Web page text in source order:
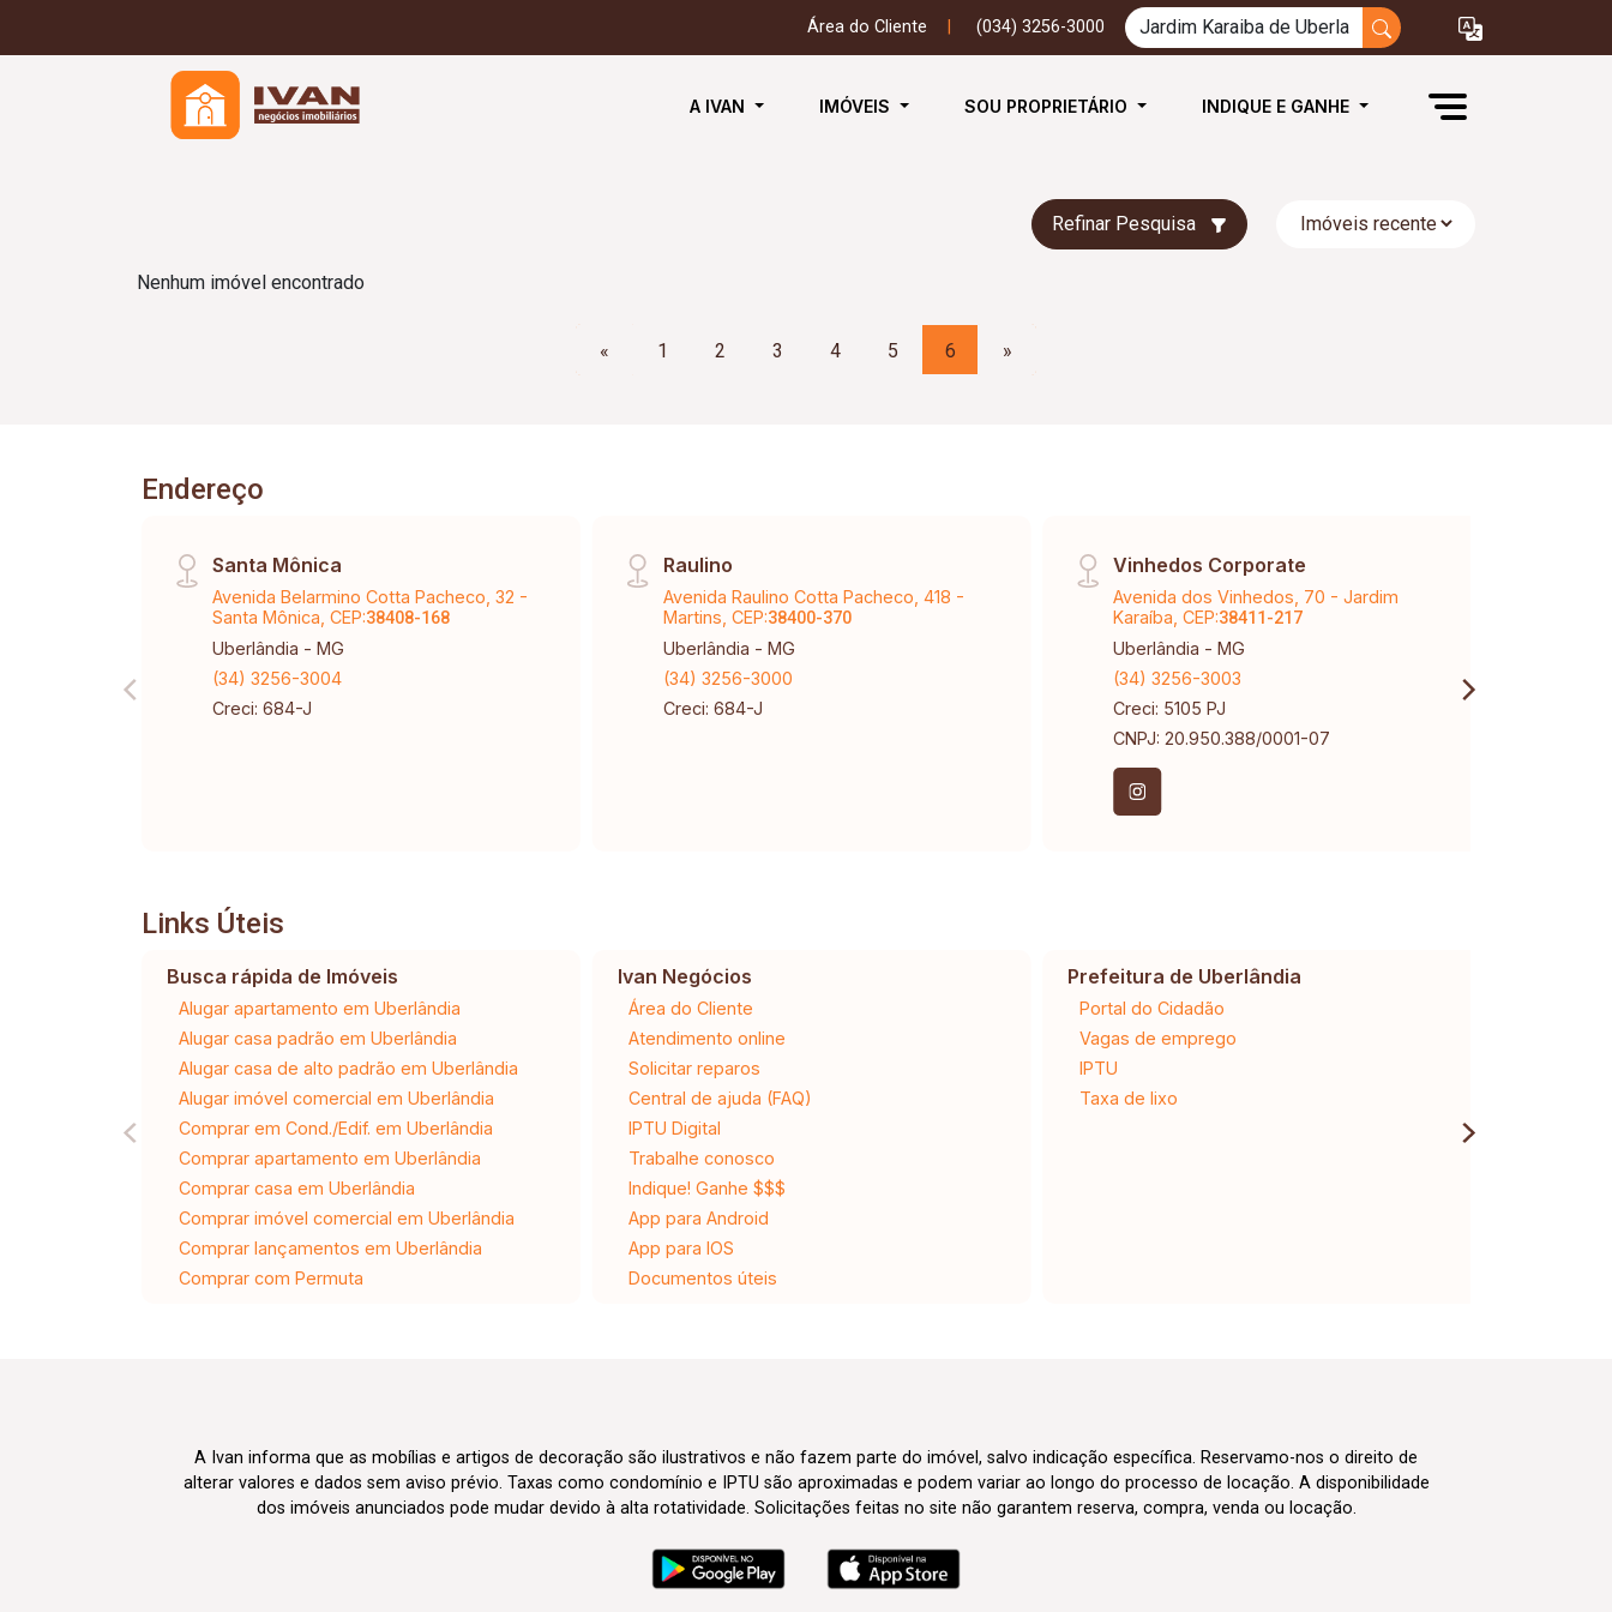
Área do Cliente (034) 3256-3000
A IVAN IMÓVEIS SOU PROPRIETÁRIO INDIQUE E GANHE
Refinar Pesquisa
Nenhum imóvel encontrado
« 1 2 3 4 5 6 »
Endereço
Santa Mônica
Avenida Belarmino Cotta Pacheco, 32 -
Santa Mônica, CEP:38408-168
Uberlândia - MG
(34) 3256-3004
Creci: 684-J
Raulino
Avenida Raulino Cotta Pacheco, 418 -
Martins, CEP:38400-370
Uberlândia - MG
(34) 3256-3000
Creci: 684-J
Vinhedos Corporate
Avenida dos Vinhedos, 70 - Jardim
Karaíba, CEP:38411-217
Uberlândia - MG
(34) 3256-3003
Creci: 5105 PJ
CNPJ: 20.950.388/0001-07
Links Úteis
Busca rápida de Imóveis
Alugar apartamento em Uberlândia
Alugar casa padrão em Uberlândia
Alugar casa de alto padrão em Uberlândia
Alugar imóvel comercial em Uberlândia
Comprar em Cond./Edif. em Uberlândia
Comprar apartamento em Uberlândia
Comprar casa em Uberlândia
Comprar imóvel comercial em Uberlândia
Comprar lançamentos em Uberlândia
Comprar com Permuta
Ivan Negócios
Área do Cliente
Atendimento online
Solicitar reparos
Central de ajuda (FAQ)
IPTU Digital
Trabalhe conosco
Indique! Ganhe $$$
App para Android
App para IOS
Documentos úteis
Prefeitura de Uberlândia
Portal do Cidadão
Vagas de emprego
IPTU
Taxa de lixo
A Ivan informa que as mobílias e artigos de decoração são ilustrativos e não fazem parte do imóvel, salvo indicação específica. Reservamo-nos o direito de
alterar valores e dados sem aviso prévio. Taxas como condomínio e IPTU são aproximadas e podem variar ao longo do processo de locação. A disponibilidade
dos imóveis anunciados pode mudar devido à alta rotatividade. Solicitações feitas no site não garantem reserva, compra, venda ou locação.